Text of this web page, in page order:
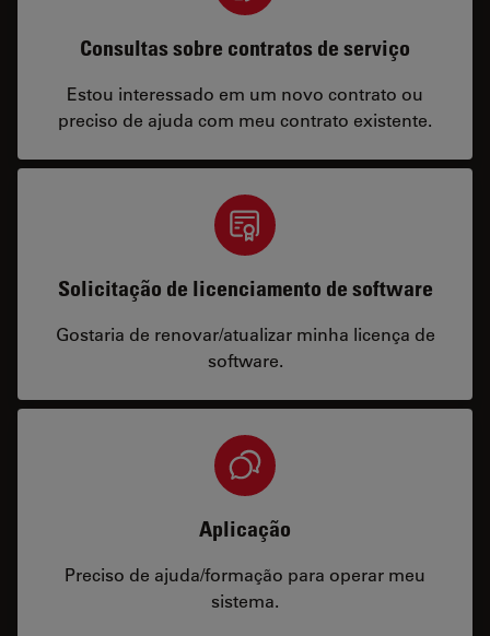
Consultas sobre contratos de serviço
Estou interessado em um novo contrato ou
preciso de ajuda com meu contrato existente.
Solicitação de licenciamento de software
Gostaria de renovar/atualizar minha licença de
software.
Aplicação
Preciso de ajuda/formação para operar meu
sistema.